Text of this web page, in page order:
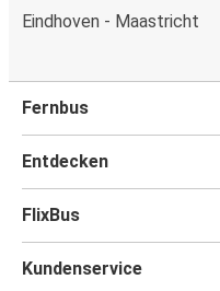
Eindhoven - Maastricht
Fernbus
Entdecken
FlixBus
Kundenservice